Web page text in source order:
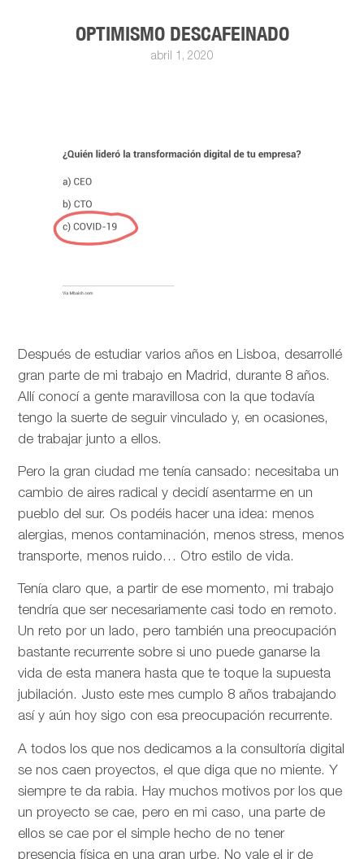
OPTIMISMO DESCAFEINADO
abril 1, 2020
Después de estudiar varios años en Lisboa, desarrollé
gran parte de mi trabajo en Madrid, durante 8 años.
Allí conocí a gente maravillosa con la que todavía
tengo la suerte de seguir vinculado y, en ocasiones,
de trabajar junto a ellos.
Pero la gran ciudad me tenía cansado: necesitaba un
cambio de aires radical y decidí asentarme en un
pueblo del sur. Os podéis hacer una idea: menos
alergias, menos contaminación, menos stress, menos
transporte, menos ruido… Otro estilo de vida.
Tenía claro que, a partir de ese momento, mi trabajo
tendría que ser necesariamente casi todo en remoto.
Un reto por un lado, pero también una preocupación
bastante recurrente sobre si uno puede ganarse la
vida de esta manera hasta que te toque la supuesta
jubilación. Justo este mes cumplo 8 años trabajando
así y aún hoy sigo con esa preocupación recurrente.
A todos los que nos dedicamos a la consultoría digital
se nos caen proyectos, el que diga que no miente. Y
siempre te da rabia. Hay muchos motivos por los que
un proyecto se cae, pero en mi caso, una parte de
ellos se cae por el simple hecho de no tener
presencia física en una gran urbe. No vale el ir de